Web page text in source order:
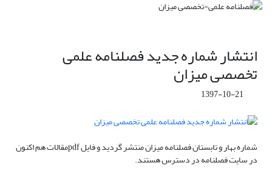
انتشار شماره جدید فصلنامه علمی
تخصصی میزان
1397-10-21
شماره بهار و تابستان فصلنامه میزان منتشر گردید و فایل pdfمقالات هم اکنون
در سایت فصلنامه در دسترس هستند.